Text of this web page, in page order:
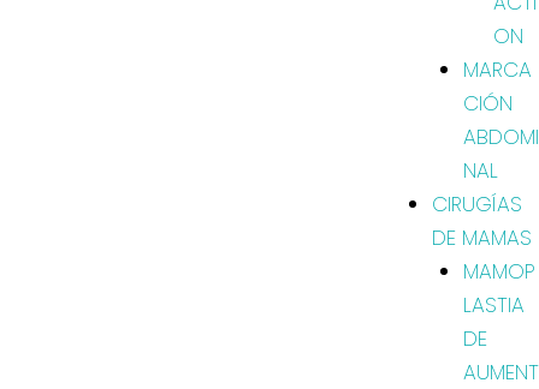
ON
MARCA
CIÓN
ABDOMI
NAL
CIRUGÍAS
DE MAMAS
MAMOP
LASTIA
DE
AUMENT